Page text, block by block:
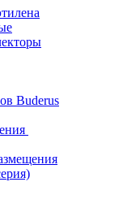
Buderus